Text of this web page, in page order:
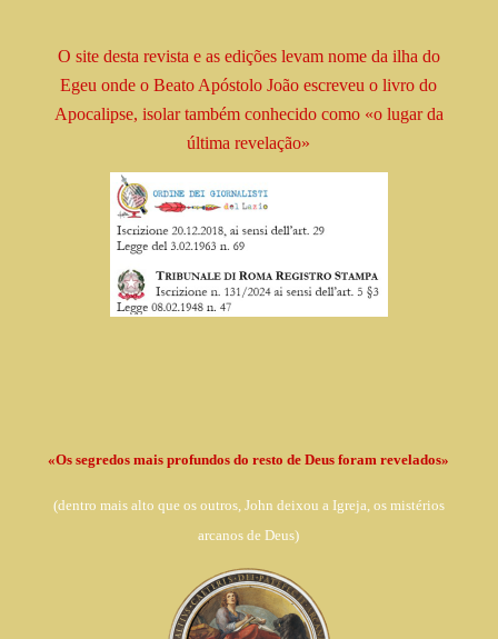
O site desta revista e as edições levam nome da ilha do
Egeu onde o Beato ApóstoloJoão escreveu o livrodo
Apocalipse, isolartambém conhecido como «o lugar da
última revelação»
«Os segredos mais profundos do resto de Deus foram revelados»
(dentro mais alto que os outros, John deixou a Igreja, os mistérios
arcanos de Deus)